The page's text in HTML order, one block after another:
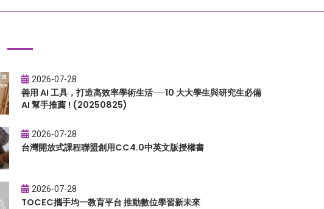
2026-07-28
善用 AI 工具，打造高效率學術生活──10 大大學生與研究生必備
AI 幫手推薦 ! (20250825)
2026-07-28
台灣開放式課程聯盟創用CC4.0中英文版授權書
2026-07-28
TOCEC攜手均一教育平台 推動數位學習新未來